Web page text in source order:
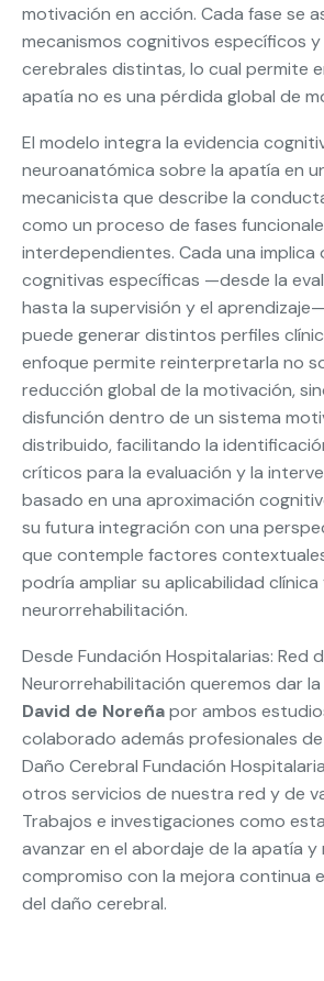
motivación en acción. Cada fase se
mecanismos cognitivos específicos y
cerebrales distintas, lo cual permite
apatía no es una pérdida global de
El modelo integra la evidencia
neuroanatómica sobre la apatía en
mecanicista que describe la
como un proceso de fases
interdependientes. Cada una implica
cognitivas específicas —desde la
hasta la supervisión y el
puede generar distintos perfiles
enfoque permite reinterpretarla no
reducción global de la motivación,
disfunción dentro de un sistema
distribuido, facilitando la
críticos para la evaluación y la
basado en una aproximación
su futura integración con una
que contemple factores
podría ampliar su aplicabilidad clínica
neurorrehabilitación.
Desde Fundación Hospitalarias: Red
Neurorrehabilitación queremos dar
David de Noreñapor ambos
colaborado además profesionales
Daño Cerebral Fundación
otros servicios de nuestra red y de
Trabajos e investigaciones como
avanzar en el abordaje de la apatía
compromiso con la mejora continua
del daño cerebral.